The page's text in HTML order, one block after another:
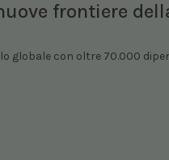
frontiere
globale con oltre 70.000